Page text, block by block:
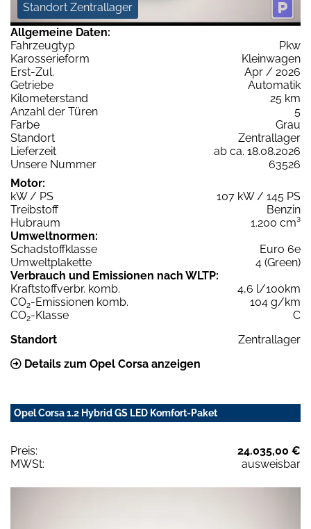
Standort Zentrallager
Allgemeine Daten:
Fahrzeugtyp
Pkw
Karosserieform
Kleinwagen
Erst-Zul.
Apr / 2026
Getriebe
Automatik
Kilometerstand
25 km
Anzahl der Türen
5
Farbe
Grau
Standort
Zentrallager
Lieferzeit
ab ca. 18.08.2026
Unsere Nummer
63526
Motor:
kW / PS
107 kW / 145 PS
Treibstoff
Benzin
Hubraum
1.200 cm³
Umweltnormen:
Schadstoffklasse
Euro 6e
Umweltplakette
4 (Green)
Verbrauch und Emissionen nach WLTP:
Kraftstoffverbr. komb.
4,6 l/100km
CO2-Emissionen komb.
104 g/km
CO2-Klasse
C
Standort
Zentrallager
Details zum Opel Corsa anzeigen
Opel Corsa 1.2 Hybrid GS LED Komfort-Paket
Preis:
24.035,00 €
MWSt:
ausweisbar